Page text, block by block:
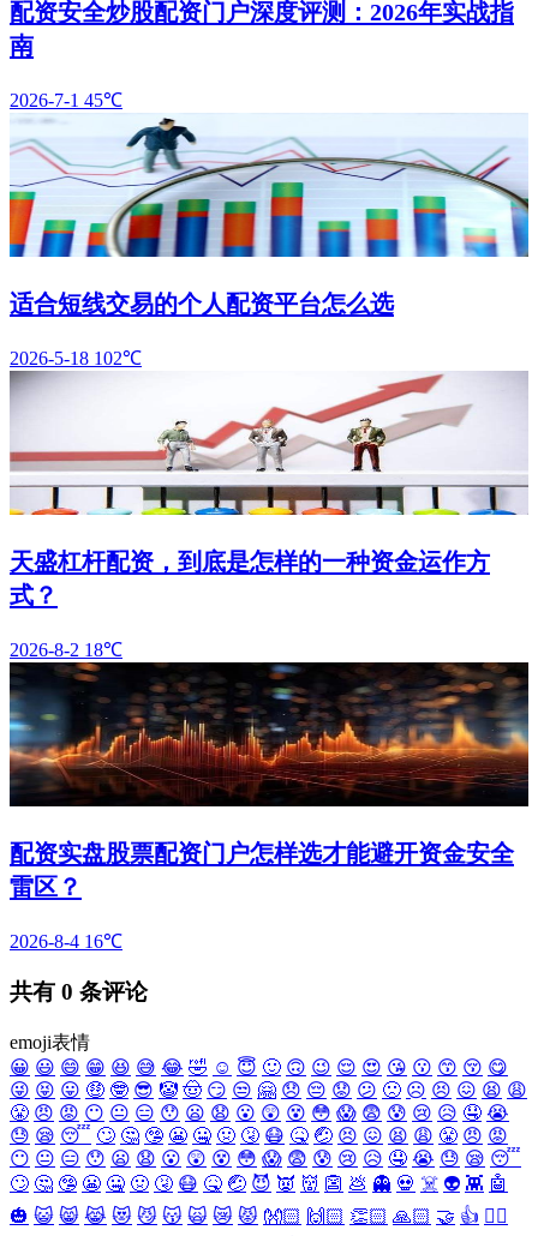
配资安全炒股配资门户深度评测：2026年实战指
南
2026-7-1 45℃
适合短线交易的个人配资平台怎么选
2026-5-18 102℃
天盛杠杆配资，到底是怎样的一种资金运作方
式？
2026-8-2 18℃
配资实盘股票配资门户怎样选才能避开资金安全
雷区？
2026-8-4 16℃
共有 0 条评论
emoji表情
😀 😃 😄 😁 😆 😅 😂 🤣 ☺️ 😇 🙂 🙃 😉 😌 😍 😘 😗 😙 😚 😋
😜 😝 😛 🤑 🤓 😎 🤡 🤠 😏 😒 🤗 😞 😔 😟 😕 🙁 ☹️ 😣 😖 😫 😩
😤 😠 😡 😶 😐 😑 😯 😦 😧 😮 😲 😵 😳 😱 😨 😰 😢 😥 🤤 😭
😓 😪 😴 🙄 🤔 🤥 😬 🤐 🤢 🤧 😷 🤒 🤕 😣 😖 😫 😩 😤 😠 😡
😶 😐 😑 😯 😦 😧 😮 😲 😵 😳 😱 😨 😰 😢 😥 🤤 😭 😓 😪 😴
🙄 🤔 🤥 😬 🤐 🤢 🤧 😷 🤒 🤕 😈 👿 👹 👺 💩 👻 💀 ☠️ 👽 👾 🤖
🎃 😺 😸 😹 😻 😼 😽 🙀 😿 😾 👐🏻 🙌🏻 👏🏻 🙏🏻 🤝 👍 👎🏻